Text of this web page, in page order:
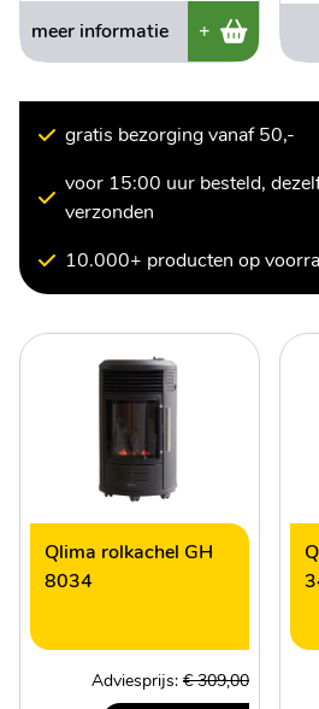
meer informatie +
gratis bezorging vanaf 50,-
voor 15:00 uur besteld,
verzonden
10.000+ producten op
Qlima rolkachel GH
8034
Adviesprijs: € 309,00